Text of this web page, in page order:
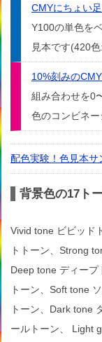
CMYにちょい
Y100の単色を
見本です(420
10%刻みの
組み合わせを0
色のコンビネ
配色実験！色見本サ
背景色の17ト
Vivid tone ビビッド
トトーン、Strong
Deep tone ディープ
トーン、Soft tone
トーン、Dark tone
ールトーン、 Light